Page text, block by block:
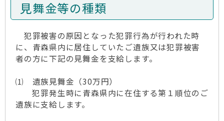
見舞金等の種類
犯罪被害の原因となった犯罪行為が行われた時
に、青森県内に居住していたご遺族又は犯罪被害
者の方に下記の見舞金を支給します。
⑴ 遺族見舞金（30万円）
犯罪発生時に青森県内に在住する第１順位のご
遺族に支給します。